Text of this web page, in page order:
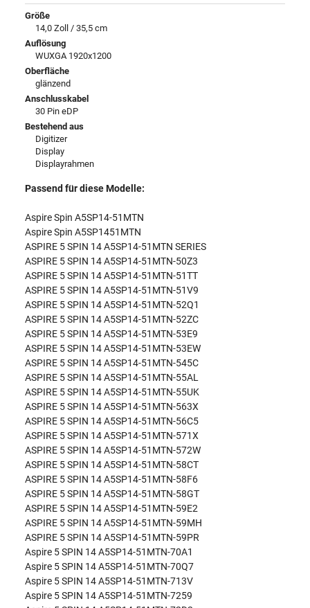
Größe
14,0 Zoll / 35,5 cm
Auflösung
WUXGA 1920x1200
Oberfläche
glänzend
Anschlusskabel
30 Pin eDP
Bestehend aus
Digitizer
Display
Displayrahmen
Passend für diese Modelle:
Aspire Spin A5SP14-51MTN
Aspire Spin A5SP1451MTN
ASPIRE 5 SPIN 14 A5SP14-51MTN SERIES
ASPIRE 5 SPIN 14 A5SP14-51MTN-50Z3
ASPIRE 5 SPIN 14 A5SP14-51MTN-51TT
ASPIRE 5 SPIN 14 A5SP14-51MTN-51V9
ASPIRE 5 SPIN 14 A5SP14-51MTN-52Q1
ASPIRE 5 SPIN 14 A5SP14-51MTN-52ZC
ASPIRE 5 SPIN 14 A5SP14-51MTN-53E9
ASPIRE 5 SPIN 14 A5SP14-51MTN-53EW
ASPIRE 5 SPIN 14 A5SP14-51MTN-545C
ASPIRE 5 SPIN 14 A5SP14-51MTN-55AL
ASPIRE 5 SPIN 14 A5SP14-51MTN-55UK
ASPIRE 5 SPIN 14 A5SP14-51MTN-563X
ASPIRE 5 SPIN 14 A5SP14-51MTN-56C5
ASPIRE 5 SPIN 14 A5SP14-51MTN-571X
ASPIRE 5 SPIN 14 A5SP14-51MTN-572W
ASPIRE 5 SPIN 14 A5SP14-51MTN-58CT
ASPIRE 5 SPIN 14 A5SP14-51MTN-58F6
ASPIRE 5 SPIN 14 A5SP14-51MTN-58GT
ASPIRE 5 SPIN 14 A5SP14-51MTN-59E2
ASPIRE 5 SPIN 14 A5SP14-51MTN-59MH
ASPIRE 5 SPIN 14 A5SP14-51MTN-59PR
Aspire 5 SPIN 14 A5SP14-51MTN-70A1
Aspire 5 SPIN 14 A5SP14-51MTN-70Q7
Aspire 5 SPIN 14 A5SP14-51MTN-713V
Aspire 5 SPIN 14 A5SP14-51MTN-7259